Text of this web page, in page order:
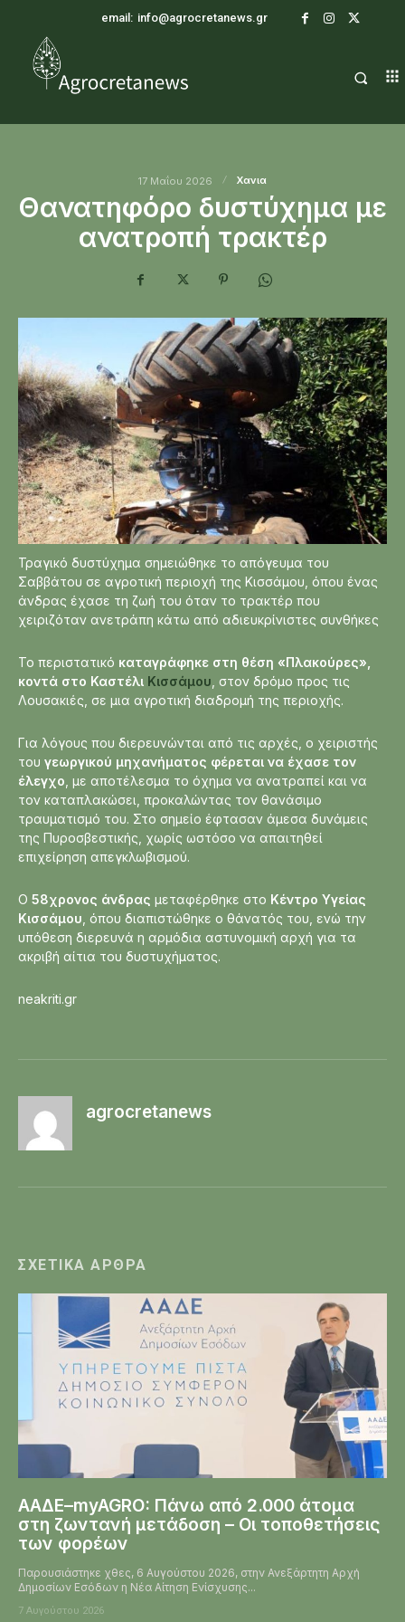
email: info@agrocretanews.gr
17 Μαΐου 2026 Χανια
Θανατηφόρο δυστύχημα με
ανατροπή τρακτέρ
Τραγικό δυστύχημα σημειώθηκε το απόγευμα του
Σαββάτου σε αγροτική περιοχή της Κισσάμου, όπου ένας
άνδρας έχασε τη ζωή του όταν το τρακτέρ που
χειριζόταν ανετράπη κάτω από αδιευκρίνιστες συνθήκες
Το περιστατικό καταγράφηκε στη θέση «Πλακούρες»,
κοντά στο Καστέλι Κισσάμου , στον δρόμο προς τις
Λουσακιές, σε μια αγροτική διαδρομή της περιοχής.
Για λόγους που διερευνώνται από τις αρχές, ο χειριστής
του γεωργικού μηχανήματος φέρεται να έχασε τον
έλεγχο , με αποτέλεσμα το όχημα να ανατραπεί και να
τον καταπλακώσει, προκαλώντας τον θανάσιμο
τραυματισμό του. Στο σημείο έφτασαν άμεσα δυνάμεις
της Πυροσβεστικής, χωρίς ωστόσο να απαιτηθεί
επιχείρηση απεγκλωβισμού.
Ο 58χρονος άνδρας μεταφέρθηκε στο Κέντρο Υγείας
Κισσάμου , όπου διαπιστώθηκε ο θάνατός του, ενώ την
υπόθεση διερευνά η αρμόδια αστυνομική αρχή για τα
ακριβή αίτια του δυστυχήματος.
neakriti.gr
agrocretanews
ΣΧΕΤΙΚΆ ΆΡΘΡΑ
ΑΑΔΕ–myAGRO: Πάνω από 2.000 άτομα
στη ζωντανή μετάδοση – Οι τοποθετήσεις
των φορέων
Παρουσιάστηκε χθες, 6 Αυγούστου 2026, στην Ανεξάρτητη Αρχή
Δημοσίων Εσόδων η Νέα Αίτηση Ενίσχυσης...
7 Αυγούστου 2026